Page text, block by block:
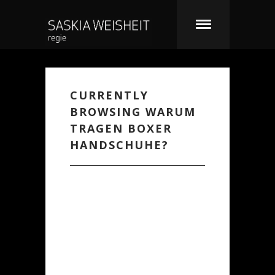
CURRENTLY
BROWSING WARUM
TRAGEN BOXER
HANDSCHUHE?